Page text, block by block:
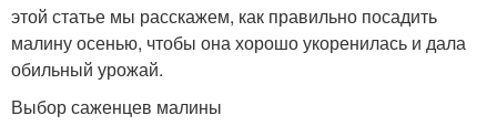
этой статье мы расскажем, как правильно посадить
малину осенью, чтобы она хорошо укоренилась и дала
обильный урожай.
Выбор саженцев малины